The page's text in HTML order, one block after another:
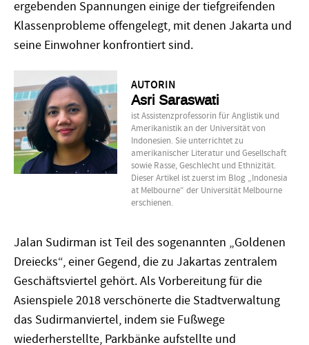
ergebenden Spannungen einige der tiefgreifenden
Klassenprobleme offengelegt, mit denen Jakarta und
seine Einwohner konfrontiert sind.
AUTORIN
Asri Saraswati
ist Assistenzprofessorin für Anglistik und
Amerikanistik an der Universität von
Indonesien. Sie unterrichtet zu
amerikanischer Literatur und Gesellschaft
sowie Rasse, Geschlecht und Ethnizität.
Dieser Artikel ist zuerst im Blog „Indonesia
at Melbourne“ der Universität Melbourne
erschienen.
Jalan Sudirman ist Teil des sogenannten „Goldenen
Dreiecks“, einer Gegend, die zu Jakartas zentralem
Geschäftsviertel gehört. Als Vorbereitung für die
Asienspiele 2018 verschönerte die Stadtverwaltung
das Sudirmanviertel, indem sie Fußwege
wiederherstellte, Parkbänke aufstellte und